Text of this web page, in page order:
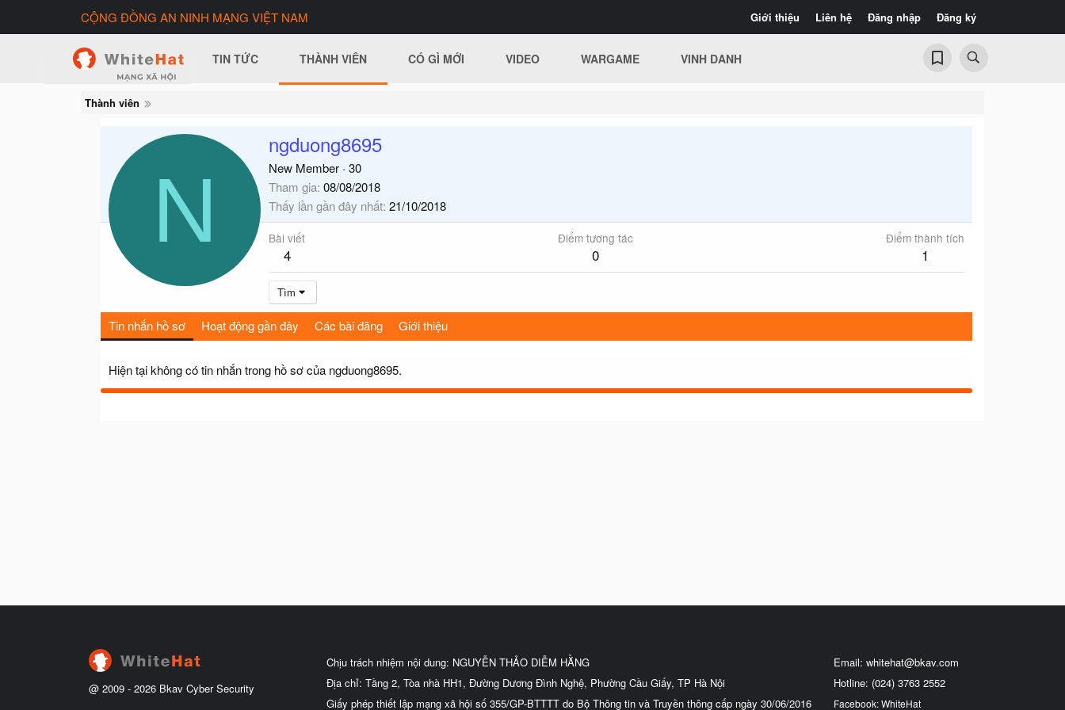
Giới thiệu Liên hệ Đăng nhập Đăng ký
CỘNG ĐỒNG AN NINH MẠNG VIỆT NAM
TIN TỨC THÀNH VIÊN CÓ GÌ MỚI VIDEO WARGAME VINH DANH
Thành viên
N
ngduong8695
New Member · 30
Tham gia 08/08/2018
Thấy lần gần đây nhất 21/10/2018
Bài viết
4
Điểm tương tác
0
Điểm thành tích
1
Tìm
Tin nhắn hồ sơ Hoạt động gần đây Các bài đăng Giới thiệu
Hiện tại không có tin nhắn trong hồ sơ của ngduong8695.
@ 2009 - 2026 Bkav Cyber Security
Chịu trách nhiệm nội dung: NGUYỄN THẢO DIỄM HẰNG
Địa chỉ: Tầng 2, Tòa nhà HH1, Đường Dương Đình Nghệ, Phường Cầu Giấy, TP Hà Nội
Giấy phép thiết lập mạng xã hội số 355/GP-BTTTT do Bộ Thông tin và Truyền thông cấp ngày 30/06/2016
Email: whitehat@bkav.com
Hotline: (024) 3763 2552
Facebook: WhiteHat